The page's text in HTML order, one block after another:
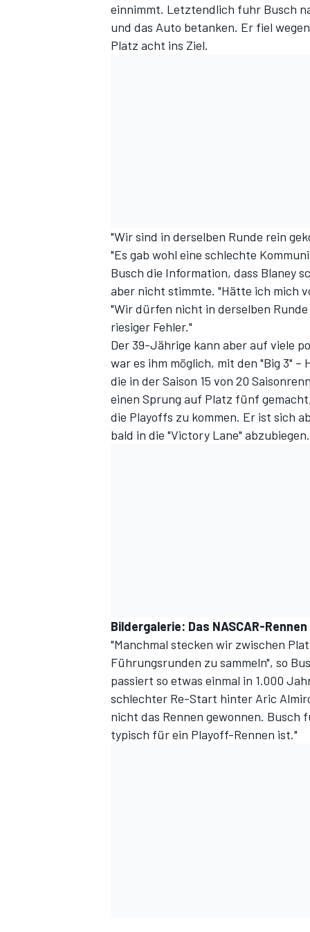
einnimmt. Letztendlich fuhr Busch
und das Auto betanken. Er fiel
Platz acht ins Ziel.
"Wir sind in derselben Runde rein
"Es gab wohl eine schlechte
Busch die Information, dass Blaney
aber nicht stimmte. "Hätte ich mich
"Wir dürfen nicht in derselben
riesiger Fehler."
Der 39-Jährige kann aber auf viele
war es ihm möglich, mit den "Big 3"
die in der Saison 15 von 20
einen Sprung auf Platz fünf
die Playoffs zu kommen. Er ist sich
bald in die "Victory Lane" abzubiegen.
Bildergalerie: Das NASCAR-
"Manchmal stecken wir zwischen
Führungsrunden zu sammeln", so
passiert so etwas einmal in 1.000
schlechter Re-Start hinter Aric
nicht das Rennen gewonnen.
typisch für ein Playoff-Rennen ist."